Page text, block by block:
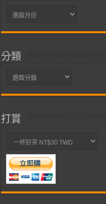
彙
分類
分
打賞